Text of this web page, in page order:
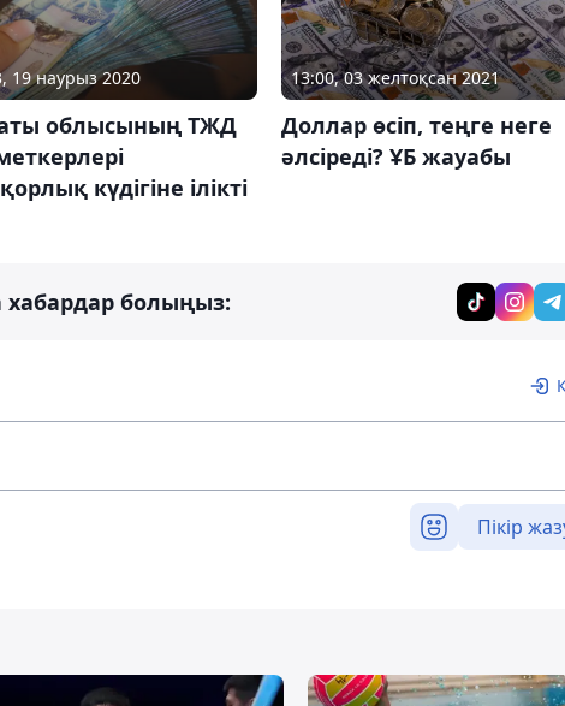
19 наурыз 2020
облысының ТЖД
күдігіне ілікті
13:00, 03 желтоқсан 2021
Доллар өсіп, теңге неге
әлсіреді? ҰБ жауабы
болыңыз:
Пікір